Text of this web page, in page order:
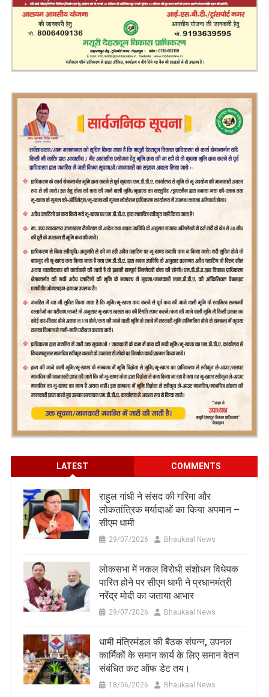
LATEST COMMENTS
राहुल गांधी ने संसद की गरिमा और
लोकतांत्रिक मर्यादाओं का किया अपमान –
सीएम धामी
29/07/2026 Bhaukaal News
लोकसभा में नकल विरोधी संशोधन विधेयक
पारित होने पर सीएम धामी ने प्रधानमंत्री
नरेंद्र मोदी का जताया आभार
29/07/2026 Bhaukaal News
धामी मंत्रिमंडल की बैठक संपन्न, उपनल
कार्मिकों के समान कार्य के लिए समान वेतन
संबंधित कट ऑफ डेट तय।
18/06/2026 Bhaukaal News